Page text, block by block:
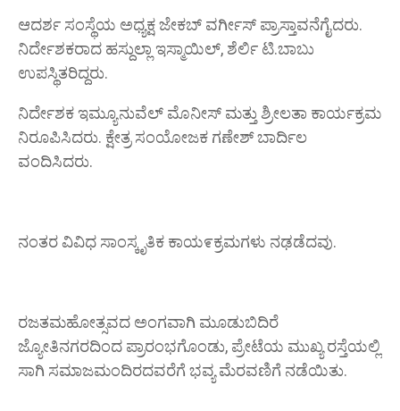
ಆದರ್ಶ ಸಂಸ್ಥೆಯ ಅಧ್ಯಕ್ಷ ಜೇಕಬ್ ವರ್ಗೀಸ್ ಪ್ರಾಸ್ತಾವನೆಗೈದರು.
ನಿರ್ದೇಶಕರಾದ ಹಸ್ದುಲ್ಲಾ ಇಸ್ಮಾಯಿಲ್, ಶೆರ್ಲಿ ಟಿ.ಬಾಬು
ಉಪಸ್ಥಿತರಿದ್ದರು.
ನಿರ್ದೇಶಕ ಇಮ್ಯೂನುವೆಲ್ ಮೊನೀಸ್ ಮತ್ತು ಶ್ರೀಲತಾ ಕಾರ್ಯಕ್ರಮ
ನಿರೂಪಿಸಿದರು. ಕ್ಷೇತ್ರ ಸಂಯೋಜಕ ಗಣೇಶ್ ಬಾರ್ದಿಲ
ವಂದಿಸಿದರು.
ನಂತರ ವಿವಿಧ ಸಾಂಸ್ಕೃತಿಕ ಕಾಯ೯ಕ್ರಮಗಳು ನಢಡೆದವು.
ರಜತಮಹೋತ್ಸವದ ಅಂಗವಾಗಿ ಮೂಡುಬಿದಿರೆ
ಜ್ಯೋತಿನಗರದಿಂದ ಪ್ರಾರಂಭಗೊಂಡು, ಪ್ರೇಟೆಯ ಮುಖ್ಯ ರಸ್ತೆಯಲ್ಲಿ
ಸಾಗಿ ಸಮಾಜಮಂದಿರದವರೆಗೆ ಭವ್ಯ ಮೆರವಣಿಗೆ ನಡೆಯಿತು.